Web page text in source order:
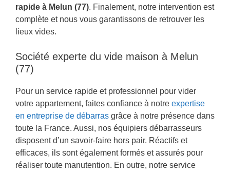
rapide à Melun (77). Finalement, notre intervention est
complète et nous vous garantissons de retrouver les
lieux vides.
Société experte du vide maison à Melun
(77)
Pour un service rapide et professionnel pour vider
votre appartement, faites confiance à notre expertise
en entreprise de débarras grâce à notre présence dans
toute la France. Aussi, nos équipiers débarrasseurs
disposent d’un savoir-faire hors pair. Réactifs et
efficaces, ils sont également formés et assurés pour
réaliser toute manutention. En outre, notre service